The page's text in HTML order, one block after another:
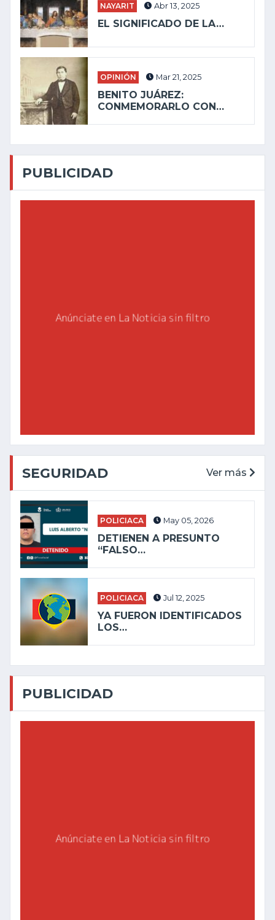
NAYARIT Abr 13, 2025
EL SIGNIFICADO DE LA…
OPINIÓN Mar 21, 2025
BENITO JUÁREZ:
CONMEMORARLO CON…
PUBLICIDAD
SEGURIDAD Ver más
POLICIACA May 05, 2026
DETIENEN A PRESUNTO
“FALSO…
POLICIACA Jul 12, 2025
YA FUERON IDENTIFICADOS
LOS…
PUBLICIDAD